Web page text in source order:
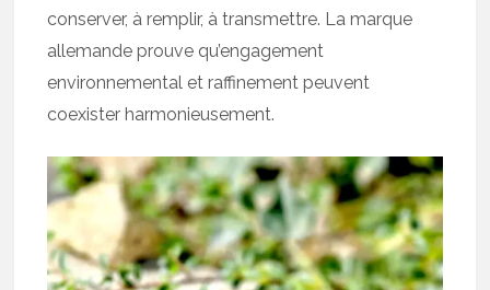
conserver, à remplir, à transmettre. La marque
allemande prouve qu’engagement
environnemental et raffinement peuvent
coexister harmonieusement.